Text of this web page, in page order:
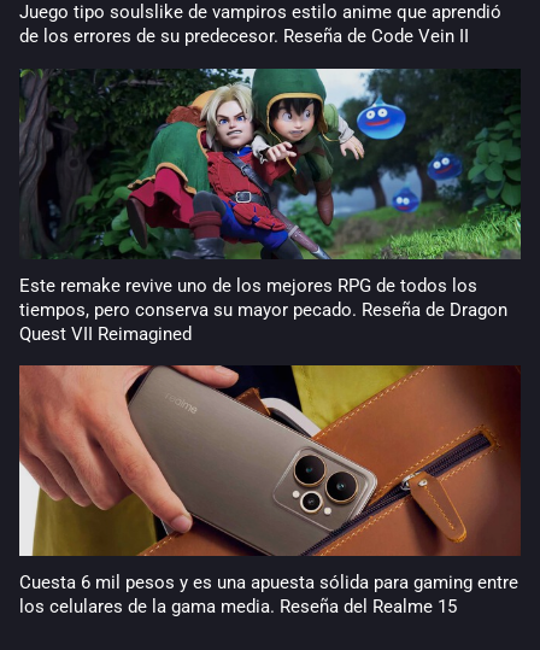
Juego tipo soulslike de vampiros estilo anime que aprendió
de los errores de su predecesor. Reseña de Code Vein II
Este remake revive uno de los mejores RPG de todos los
tiempos, pero conserva su mayor pecado. Reseña de Dragon
Quest VII Reimagined
Cuesta 6 mil pesos y es una apuesta sólida para gaming entre
los celulares de la gama media. Reseña del Realme 15